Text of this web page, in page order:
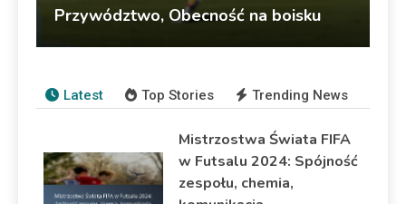
Przywództwo, Obecność na boisku
Statystyki gracza Marco Valente 06/04/2026
Latest Top Stories Trending News
Mistrzostwa Świata FIFA
w Futsalu 2024: Spójność
zespołu, chemia,